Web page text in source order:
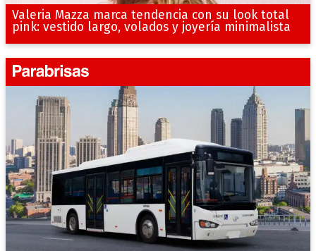
Valeria Mazza marca tendencia con su look total
pink: vestido largo, volados y joyería minimalista